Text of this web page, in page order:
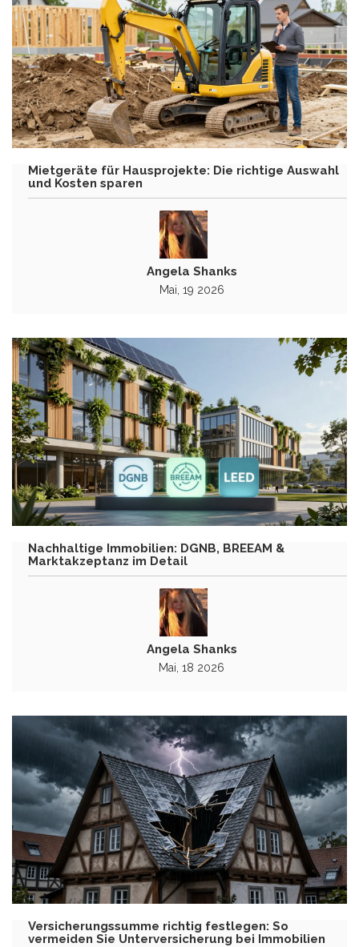
Mietgeräte für Hausprojekte: Die richtige Auswahl
und Kosten sparen
Angela Shanks
Mai, 19 2026
Nachhaltige Immobilien: DGNB, BREEAM &
Marktakzeptanz im Detail
Angela Shanks
Mai, 18 2026
Versicherungssumme richtig festlegen: So
vermeiden Sie Unterversicherung bei Immobilien